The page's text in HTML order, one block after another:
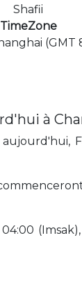
Shafii
TimeZone
(GMT
à
(Imsak),